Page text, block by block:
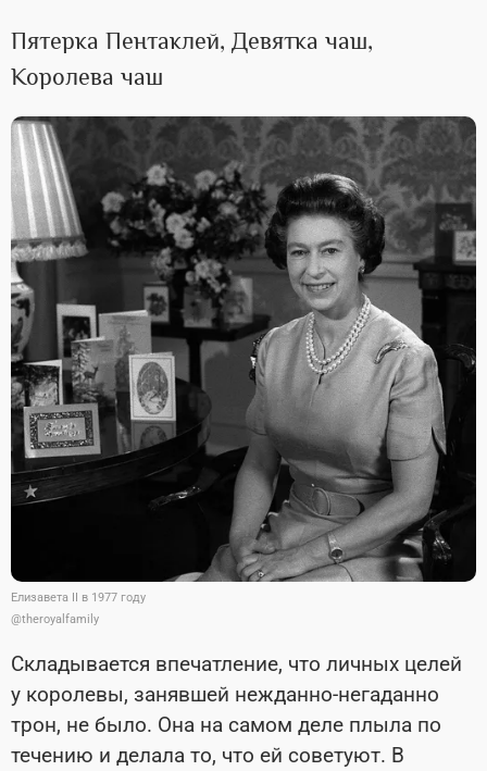
Пятерка Пентаклей, Девятка чаш,
Королева чаш
Елизавета II в 1977 году
@theroyalfamily
Складывается впечатление, что личных целей
у королевы, занявшей нежданно-негаданно
трон, не было. Она на самом деле плыла по
течению и делала то, что ей советуют. В